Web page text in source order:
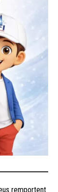
remportent